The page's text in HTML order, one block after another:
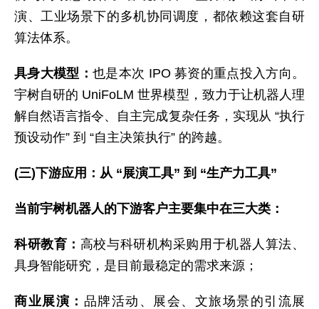
演、工业场景下的多机协同调度，都依赖这套自研
算法体系。
具身大模型： 也是本次 IPO 募资的重点投入方向。
宇树自研的 UniFoLM 世界模型，致力于让机器人理
解自然语言指令、自主完成复杂任务，实现从 “执行
预设动作” 到 “自主决策执行” 的跨越。
(三)下游应用：从 “展演工具” 到 “生产力工具”
当前宇树机器人的下游客户主要集中在三大类：
科研教育： 高校与科研机构采购用于机器人算法、
具身智能研究，是目前最稳定的需求来源；
商业展演： 品牌活动、展会、文旅场景的引流展